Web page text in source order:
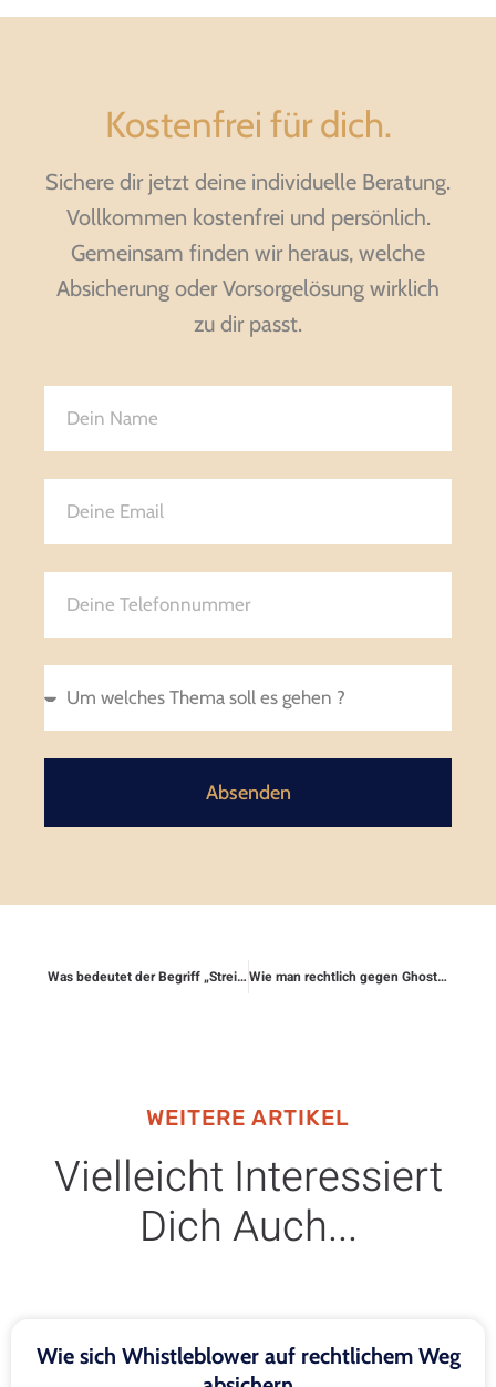
Kostenfrei für dich.
Sichere dir jetzt deine individuelle Beratung.
Vollkommen kostenfrei und persönlich.
Gemeinsam finden wir heraus, welche
Absicherung oder Vorsorgelösung wirklich
zu dir passt.
Absenden
Was bedeutet der Begriff „Streitwert“? Wie man rechtlich gegen Ghostwriter-Abzocke vorgeht
WEITERE ARTIKEL
Vielleicht Interessiert
Dich Auch...
Wie sich Whistleblower auf rechtlichem Weg